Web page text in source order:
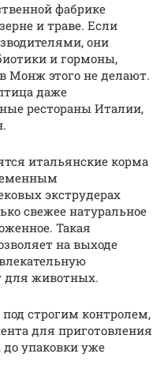
фабрике
и траве. Если
они
и гормоны,
Монж этого не делают.
даже
рестораны Италии,
итальянские корма
экструдерах
свежее натуральное
Такая
на выходе
для животных.
строгим контролем,
для приготовления
до упаковки уже